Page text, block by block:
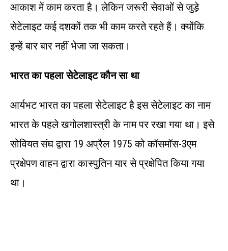
आकाश में काम करता है। लेकिन जरूरी सेवाओं से जुड़े
सेटेलाइट कई दशकों तक भी काम करते रहते हैं। क्‍योंकि
इन्‍हें बार बार नहीं भेजा जा सकता।
भारत का पहला सेटेलाइट कौन सा था
आर्यभट भारत का पहला सेटेलाइट है इस सेटेलाइट का नाम
भारत के पहले खगोलशास्त्री के नाम पर रखा गया था। इसे
सोवियत संघ द्वारा 19 अप्रैल 1975 को कॉसमॉस-3एम
प्रक्षेपण वाहन द्वारा कास्पुतिन यार से प्रक्षेपित किया गया
था।